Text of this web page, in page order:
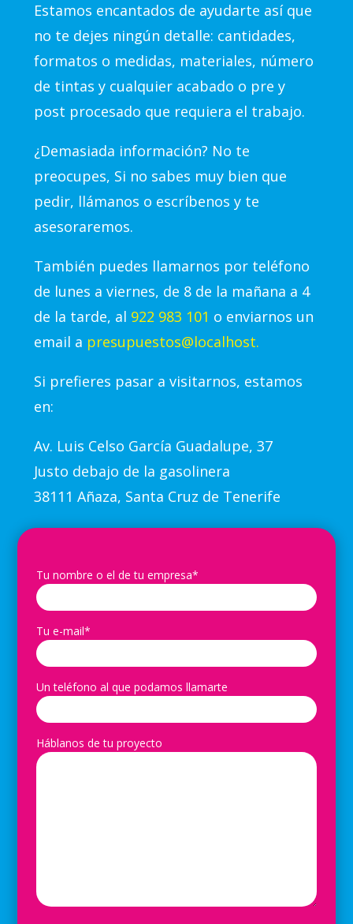
Estamos encantados de ayudarte así que
no te dejes ningún detalle: cantidades,
formatos o medidas, materiales, número
de tintas y cualquier acabado o pre y
post procesado que requiera el trabajo.
¿Demasiada información? No te
preocupes, Si no sabes muy bien que
pedir, llámanos o escríbenos y te
asesoraremos.
También puedes llamarnos por teléfono
de lunes a viernes, de 8 de la mañana a 4
de la tarde, al 922 983 101 o enviarnos un
email a presupuestos@localhost.
Si prefieres pasar a visitarnos, estamos
en:
Av. Luis Celso García Guadalupe, 37
Justo debajo de la gasolinera
38111 Añaza, Santa Cruz de Tenerife
Tu nombre o el de tu empresa*
Tu e-mail*
Un teléfono al que podamos llamarte
Háblanos de tu proyecto